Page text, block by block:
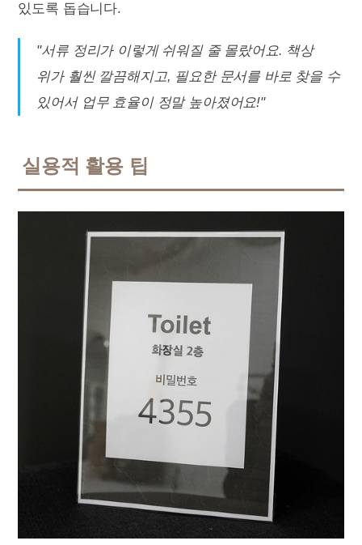
있도록 돕습니다.
"서류 정리가 이렇게 쉬워질 줄 몰랐어요. 책상
위가 훨씬 깔끔해지고, 필요한 문서를 바로 찾을 수
있어서 업무 효율이 정말 높아졌어요!"
실용적 활용 팁